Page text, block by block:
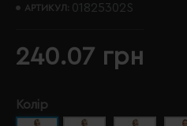
АРТИКУЛ: 01825302S
240.07 грн
Колір